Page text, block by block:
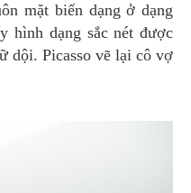
mặt biến dạng ở dạng
hình dạng sắc nét được
dội. Picasso vẽ lại cô vợ